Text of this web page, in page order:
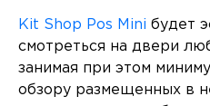
Kit Shop Pos Mini будет
смотреться на двери
занимая при этом
обзору размещенных в